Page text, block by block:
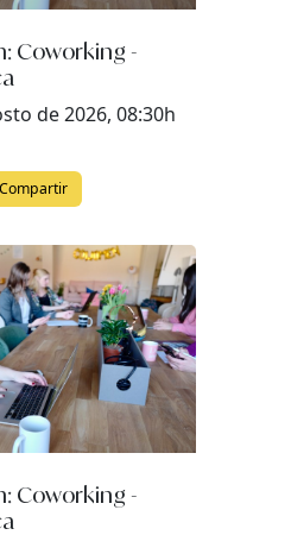
Coworking -
de 2026, 08:30h
Coworking -